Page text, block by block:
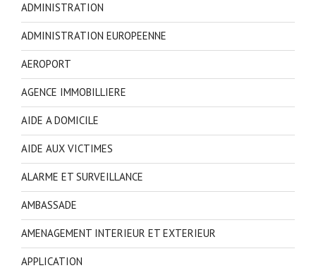
ADMINISTRATION
ADMINISTRATION EUROPEENNE
AEROPORT
AGENCE IMMOBILLIERE
AIDE A DOMICILE
AIDE AUX VICTIMES
ALARME ET SURVEILLANCE
AMBASSADE
AMENAGEMENT INTERIEUR ET EXTERIEUR
APPLICATION